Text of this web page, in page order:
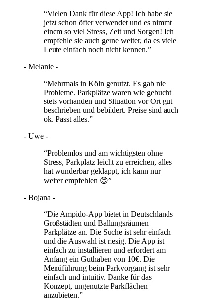
“Vielen Dank für diese App! Ich habe sie
jetzt schon öfter verwendet und es nimmt
einem so viel Stress, Zeit und Sorgen! Ich
empfehle sie auch gerne weiter, da es viele
Leute einfach noch nicht kennen.”
- Melanie -
“Mehrmals in Köln genutzt. Es gab nie
Probleme. Parkplätze waren wie gebucht
stets vorhanden und Situation vor Ort gut
beschrieben und bebildert. Preise sind auch
ok. Passt alles.”
- Uwe -
“Problemlos und am wichtigsten ohne
Stress, Parkplatz leicht zu erreichen, alles
hat wunderbar geklappt, ich kann nur
weiter empfehlen 😊”
- Bojana -
“Die Ampido-App bietet in Deutschlands
Großstädten und Ballungsräumen
Parkplätze an. Die Suche ist sehr einfach
und die Auswahl ist riesig. Die App ist
einfach zu installieren und erfordert am
Anfang ein Guthaben von 10€. Die
Menüführung beim Parkvorgang ist sehr
einfach und intuitiv. Danke für das
Konzept, ungenutzte Parkflächen
anzubieten.”